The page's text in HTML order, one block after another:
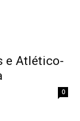
e Atlético-
0